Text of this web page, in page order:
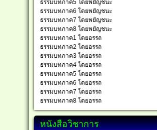
ธรรมบทภาค5 โดยพยัญชนะ
ธรรมบทภาค6 โดยพยัญชนะ
ธรรมบทภาค7 โดยพยัญชนะ
ธรรมบทภาค8 โดยพยัญชนะ
ธรรมบทภาค1 โดยอรรถ
ธรรมบทภาค2 โดยอรรถ
ธรรมบทภาค3 โดยอรรถ
ธรรมบทภาค4 โดยอรรถ
ธรรมบทภาค5 โดยอรรถ
ธรรมบทภาค6 โดยอรรถ
ธรรมบทภาค7 โดยอรรถ
ธรรมบทภาค8 โดยอรรถ
หนังสือวิชาการ